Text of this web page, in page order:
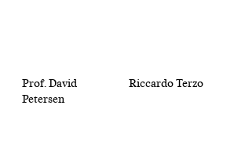
Prof. David
Petersen
Riccardo Terzo